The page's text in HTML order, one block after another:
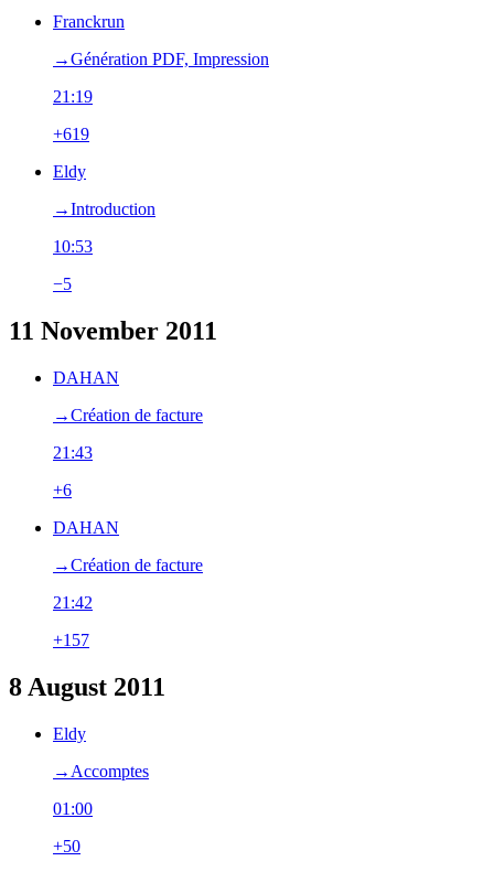
Franckrun
→‎Génération PDF, Impression
21:19
+619
Eldy
→‎Introduction
10:53
−5
11 November 2011
DAHAN
→‎Création de facture
21:43
+6
DAHAN
→‎Création de facture
21:42
+157
8 August 2011
Eldy
→‎Accomptes
01:00
+50